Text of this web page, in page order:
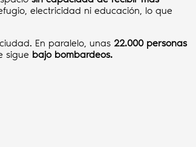
electricidad ni educación, lo que
En paralelo, unas 22.000 personas
sigue bajo bombardeos.